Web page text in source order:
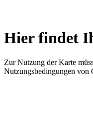
Hier findet
Zur Nutzung der Karte
Nutzungsbedingungen von